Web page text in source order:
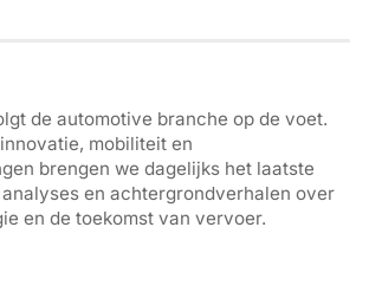
de automotive branche op de voet.
mobiliteit en
brengen we dagelijks het laatste
en achtergrondverhalen over
en de toekomst van vervoer.